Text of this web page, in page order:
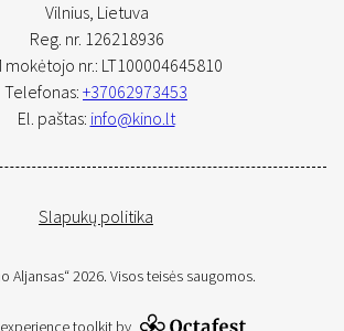
Vilnius, Lietuva
Reg. nr. 126218936
mokėtojo nr.: LT100004645810
Telefonas: +37062973453
El. paštas: info@kino.lt
Slapukų politika
Aljansas“ 2026. Visos teisės saugomos.
toolkit by